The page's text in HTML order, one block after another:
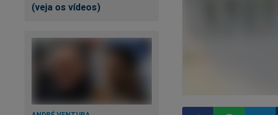
(veja os vídeos)